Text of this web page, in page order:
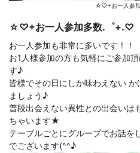
☆♡+お一人参
☆♡+お一人参加多数.゜+.♡
お一人参加も非常に多いです！！
お1人様参加の方も気軽にご参加
す♪
皆様でその日にしか味わえない
ましょう♪
普段出会えない異性との出会いは
ちゃいます★
テーブルごとにグループでお話を
でございます(^^♪